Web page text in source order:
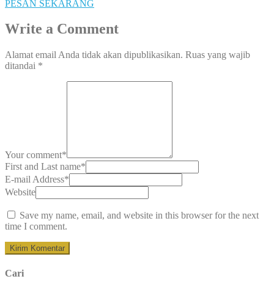
PESAN SEKARANG
Write a Comment
Alamat email Anda tidak akan dipublikasikan. Ruas yang wajib
ditandai *
Your comment*
First and Last name*
E-mail Address*
Website
Save my name, email, and website in this browser for the next
time I comment.
Cari